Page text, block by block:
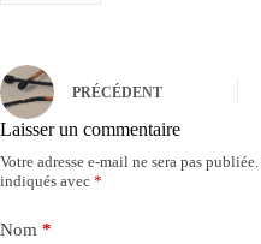
PRÉCÉDENT
Laisser un commentaire
Votre adresse e-mail ne sera pas publiée.
indiqués avec *
Nom *